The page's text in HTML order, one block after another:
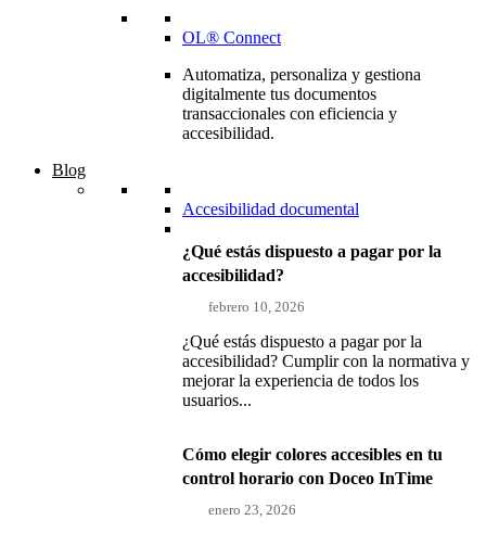
OL® Connect
Automatiza, personaliza y gestiona
digitalmente tus documentos
transaccionales con eficiencia y
accesibilidad.
Blog
Accesibilidad documental
¿Qué estás dispuesto a pagar por la
accesibilidad?
febrero 10, 2026
¿Qué estás dispuesto a pagar por la
accesibilidad? Cumplir con la normativa y
mejorar la experiencia de todos los
usuarios...
Cómo elegir colores accesibles en tu
control horario con Doceo InTime
enero 23, 2026